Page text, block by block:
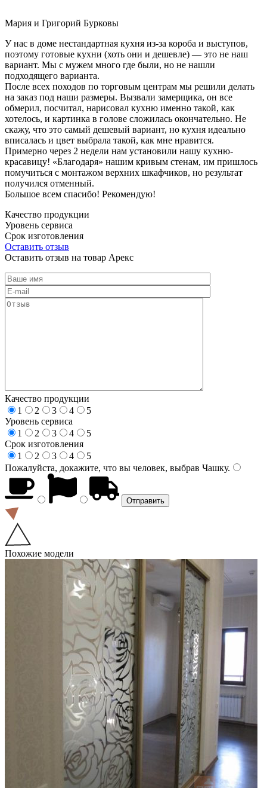
Мария и Григорий Бурковы
У нас в доме нестандартная кухня из-за короба и выступов,
поэтому готовые кухни (хоть они и дешевле) — это не наш
вариант. Мы с мужем много где были, но не нашли
подходящего варианта.
После всех походов по торговым центрам мы решили делать
на заказ под наши размеры. Вызвали замерщика, он все
обмерил, посчитал, нарисовал кухню именно такой, как
хотелось, и картинка в голове сложилась окончательно. Не
скажу, что это самый дешевый вариант, но кухня идеально
вписалась и цвет выбрала такой, как мне нравится.
Примерно через 2 недели нам установили нашу кухню-
красавицу! «Благодаря» нашим кривым стенам, им пришлось
помучиться с монтажом верхних шкафчиков, но результат
получился отменный.
Большое всем спасибо! Рекомендую!
Качество продукции
Уровень сервиса
Срок изготовления
Оставить отзыв
Оставить отзыв на товар Арекс
Качество продукции
1
2 3 4
5
Уровень сервиса
1
2 3 4
5
Срок изготовления
1
2 3 4
5
Пожалуйста, докажите, что вы человек, выбрав Чашку.
Похожие модели